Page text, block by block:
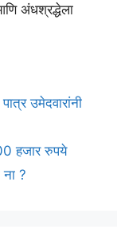
अंधश्रद्धेला
उमेदवारांनी
हजार रुपये
ना ?